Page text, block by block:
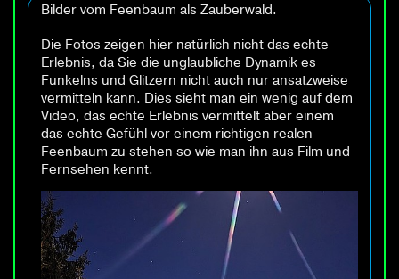
Bilder vom Feenbaum als Zauberwald.
Die Fotos zeigen hier natürlich nicht das echte
Erlebnis, da Sie die unglaubliche Dynamik es
Funkelns und Glitzern nicht auch nur ansatzweise
vermitteln kann. Dies sieht man ein wenig auf dem
Video, das echte Erlebnis vermittelt aber einem
das echte Gefühl vor einem richtigen realen
Feenbaum zu stehen so wie man ihn aus Film und
Fernsehen kennt.